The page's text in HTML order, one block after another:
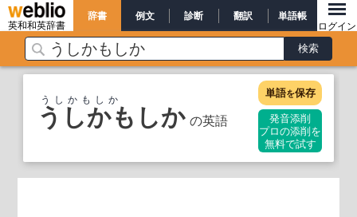
英和和英辞書
辞書 例文 診断 翻訳 単語帳
ログイン
うしかもしか の英語
うしかもしか 単語を保存
発音添削
プロの添削を
無料で試す